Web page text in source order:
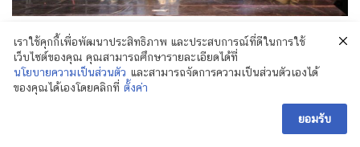
เราใช้คุกกี้เพื่อพัฒนาประสิทธิภาพ และประสบการณ์ที่ดีในการใช้
เว็บไซต์ของคุณ คุณสามารถศึกษารายละเอียดได้ที่
นโยบายความเป็นส่วนตัว และสามารถจัดการความเป็นส่วนตัวเองได้
ของคุณได้เองโดยคลิกที่ ตั้งค่า
ยอมรับ